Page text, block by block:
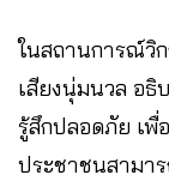
ในสถานการณ์วิ
เสียงนุ่มนวล อธิ
รู้สึกปลอดภัย เพื่
ประชาชนสามา